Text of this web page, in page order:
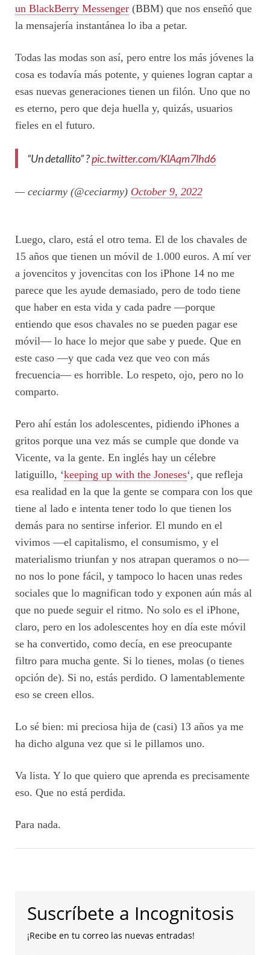
un BlackBerry Messenger (BBM) que nos enseñó que
la mensajería instantánea lo iba a petar.
Todas las modas son así, pero entre los más jóvenes la
cosa es todavía más potente, y quienes logran captar a
esas nuevas generaciones tienen un filón. Uno que no
es eterno, pero que deja huella y, quizás, usuarios
fieles en el futuro.
“Un detallito” ?pic.twitter.com/KlAqm7lhd6
— ceciarmy (@ceciarmy) October 9, 2022
Luego, claro, está el otro tema. El de los chavales de
15 años que tienen un móvil de 1.000 euros. A mí ver
a jovencitos y jovencitas con los iPhone 14 no me
parece que les ayude demasiado, pero de todo tiene
que haber en esta vida y cada padre —porque
entiendo que esos chavales no se pueden pagar ese
móvil— lo hace lo mejor que sabe y puede. Que en
este caso —y que cada vez que veo con más
frecuencia— es horrible. Lo respeto, ojo, pero no lo
comparto.
Pero ahí están los adolescentes, pidiendo iPhones a
gritos porque una vez más se cumple que donde va
Vicente, va la gente. En inglés hay un célebre
latiguillo, ‘keeping up with the Joneses‘, que refleja
esa realidad en la que la gente se compara con los que
tiene al lado e intenta tener todo lo que tienen los
demás para no sentirse inferior. El mundo en el
vivimos —el capitalismo, el consumismo, y el
materialismo triunfan y nos atrapan queramos o no—
no nos lo pone fácil, y tampoco lo hacen unas redes
sociales que lo magnifican todo y exponen aún más al
que no puede seguir el ritmo. No solo es el iPhone,
claro, pero en los adolescentes hoy en día este móvil
se ha convertido, como decía, en ese preocupante
filtro para mucha gente. Si lo tienes, molas (o tienes
opción de). Si no, estás perdido. O lamentablemente
eso se creen ellos.
Lo sé bien: mi preciosa hija de (casi) 13 años ya me
ha dicho alguna vez que si le pillamos uno.
Va lista. Y lo que quiero que aprenda es precisamente
eso. Que no está perdida.
Para nada.
Suscríbete a Incognitosis
¡Recibe en tu correo las nuevas entradas!